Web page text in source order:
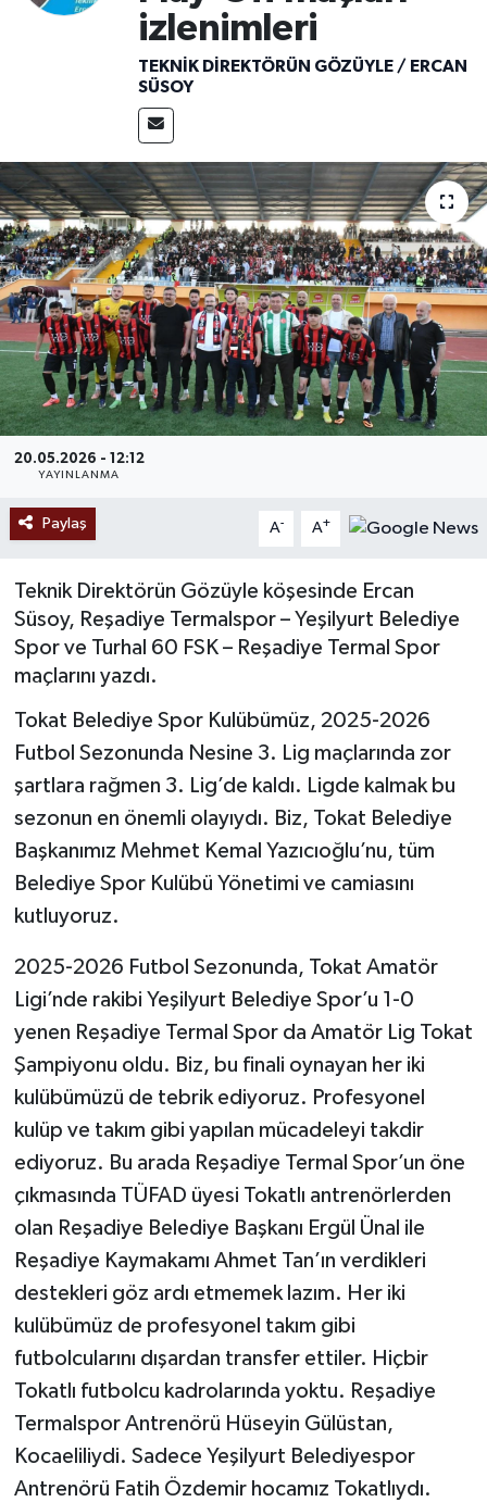
izlenimleri
TEKNİK DİREKTÖRÜN GÖZÜYLE / ERCAN
SÜSOY
20.05.2026 - 12:12
YAYINLANMA
Paylaş A- A+
Teknik Direktörün Gözüyle köşesinde Ercan
Süsoy, Reşadiye Termalspor – Yeşilyurt Belediye
Spor ve Turhal 60 FSK – Reşadiye Termal Spor
maçlarını yazdı.
Tokat Belediye Spor Kulübümüz, 2025-2026
Futbol Sezonunda Nesine 3. Lig maçlarında zor
şartlara rağmen 3. Lig’de kaldı. Ligde kalmak bu
sezonun en önemli olayıydı. Biz, Tokat Belediye
Başkanımız Mehmet Kemal Yazıcıoğlu’nu, tüm
Belediye Spor Kulübü Yönetimi ve camiasını
kutluyoruz.
2025-2026 Futbol Sezonunda, Tokat Amatör
Ligi’nde rakibi Yeşilyurt Belediye Spor’u 1-0
yenen Reşadiye Termal Spor da Amatör Lig Tokat
Şampiyonu oldu. Biz, bu finali oynayan her iki
kulübümüzü de tebrik ediyoruz. Profesyonel
kulüp ve takım gibi yapılan mücadeleyi takdir
ediyoruz. Bu arada Reşadiye Termal Spor’un öne
çıkmasında TÜFAD üyesi Tokatlı antrenörlerden
olan Reşadiye Belediye Başkanı Ergül Ünal ile
Reşadiye Kaymakamı Ahmet Tan’ın verdikleri
destekleri göz ardı etmemek lazım. Her iki
kulübümüz de profesyonel takım gibi
futbolcularını dışardan transfer ettiler. Hiçbir
Tokatlı futbolcu kadrolarında yoktu. Reşadiye
Termalspor Antrenörü Hüseyin Gülüstan,
Kocaeliliydi. Sadece Yeşilyurt Belediyespor
Antrenörü Fatih Özdemir hocamız Tokatlıydı.
Tokat Haber